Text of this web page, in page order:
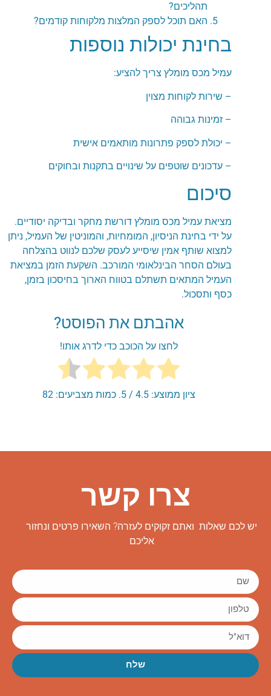
תהליכים?
האם תוכל לספק המלצות מלקוחות קודמים?
בחינת יכולות נוספות
עמיל מכס מומלץ צריך להציע:
– שירות לקוחות מצוין
– זמינות גבוהה
– יכולת לספק פתרונות מותאמים אישית
– עדכונים שוטפים על שינויים בתקנות ובחוקים
סיכום
מציאת עמיל מכס מומלץ דורשת מחקר ובדיקה יסודיים.
על ידי בחינת הניסיון, המומחיות, והמוניטין של העמיל, ניתן
למצוא שותף אמין שיסייע לעסק שלכם לנווט בהצלחה
בעולם הסחר הבינלאומי המורכב. השקעת הזמן במציאת
העמיל המתאים תשתלם בטווח הארוך בחיסכון בזמן,
כסף ותסכול.
אהבתם את הפוסט?
לחצו על הכוכב כדי לדרג אותו!
ציון ממוצע: 4.5 / 5. כמות מצביעים: 82
צרו קשר
יש לכם שאלות ואתם זקוקים לעזרה? השאירו פרטים ונחזור
אליכם
שלח